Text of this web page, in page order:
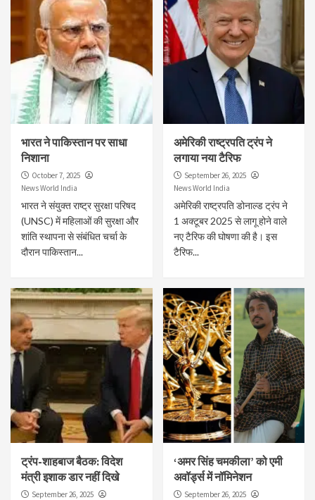
भारत ने पाकिस्तान पर साधा
निशाना
October 7, 2025
News World India
भारत ने संयुक्त राष्ट्र सुरक्षा परिषद
(UNSC) में महिलाओं की सुरक्षा और
शांति स्थापना से संबंधित चर्चा के
दौरान पाकिस्तान...
अमेरिकी राष्ट्रपति ट्रंप ने
लगाया नया टैरिफ
September 26, 2025
News World India
अमेरिकी राष्ट्रपति डोनाल्ड ट्रंप ने
1 अक्टूबर 2025 से लागू होने वाले
नए टैरिफ की घोषणा की है। इस
टैरिफ...
ट्रंप-शाहबाज बैठक: विदेश
मंत्री इशाक डार नहीं दिखे
September 26, 2025
‘अमर सिंह चमकीला’ को एमी
अवॉर्ड्स में नॉमिनेशन
September 26, 2025